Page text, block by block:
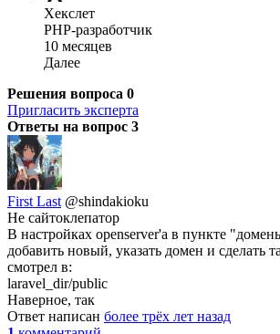
Хекслет
PHP-разработчик
10 месяцев
Далее
Решения вопроса 0
Пригласить эксперта
Ответы на вопрос 3
First Last @shindakioku
Не сайтоклепатор
В настройках openserver'a в пункте
добавить новый, указать домен и сделать
смотрел в:
laravel_dir/public
Наверное, так
Ответ написан более трёх лет назад